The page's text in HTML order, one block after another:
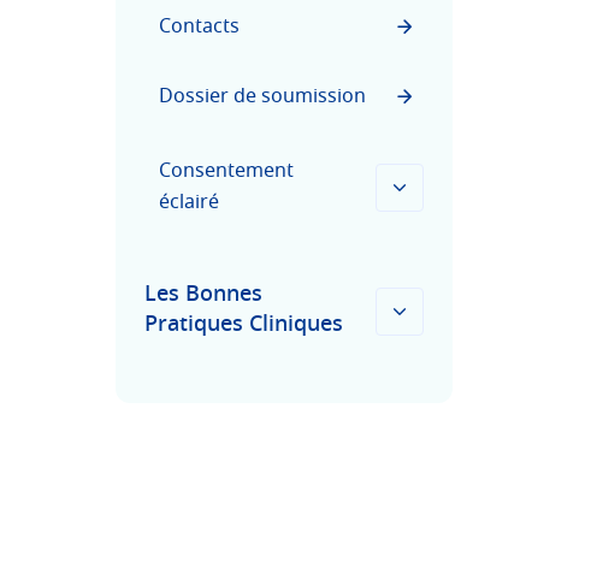
Contacts
Dossier de soumission
Consentement
éclairé
Les Bonnes
Pratiques Cliniques